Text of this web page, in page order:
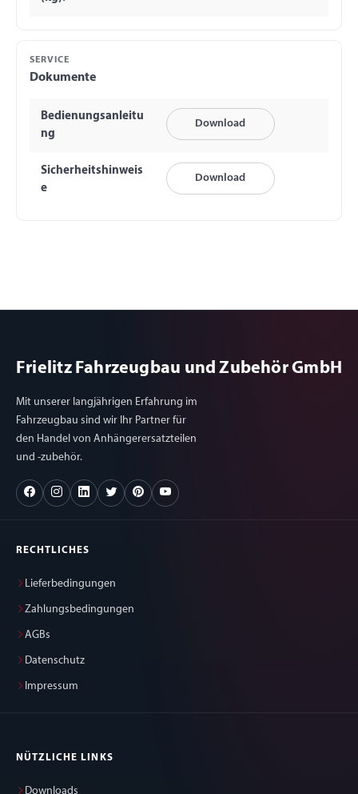
SERVICE
Dokumente
Bedienungsanleitu
ng
Download
Sicherheitshinweis
e
Download
Frielitz Fahrzeugbau und Zubehör GmbH
Mit unserer langjährigen Erfahrung im
Fahrzeugbau sind wir Ihr Partner für
den Handel von Anhängerersatzteilen
und -zubehör.
RECHTLICHES
Lieferbedingungen
Zahlungsbedingungen
AGBs
Datenschutz
Impressum
NÜTZLICHE LINKS
Downloads